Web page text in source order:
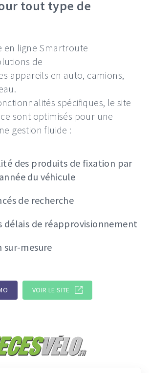
tout type de
en ligne Smartroute
de
appareils en auto, camions,
spécifiques, le site
sont optimisés pour une
gestion fluide :
des produits de fixation par
du véhicule
de recherche
délais de réapprovisionnement
mesure
VOIR LE SITE